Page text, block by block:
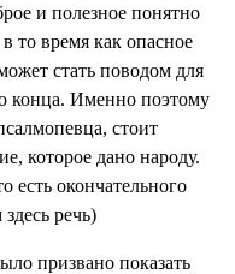
и полезное понятно
в то время как опасное
стать поводом для
конца. Именно поэтому
стоит
которое дано народу.
есть окончательного
речь)
призвано показать